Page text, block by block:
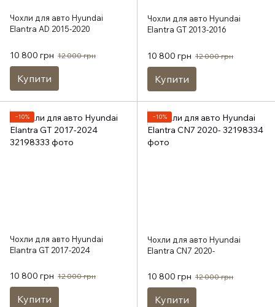
Чохли для авто Hyundai
Elantra AD 2015-2020
10 800 грн 12 000 грн
Купити
Чохли для авто Hyundai
Elantra GT 2013-2016
10 800 грн 12 000 грн
Купити
−10%
Чохли для авто Hyundai
Elantra GT 2017-2024
10 800 грн 12 000 грн
Купити
−10%
Чохли для авто Hyundai
Elantra CN7 2020-
10 800 грн 12 000 грн
Купити